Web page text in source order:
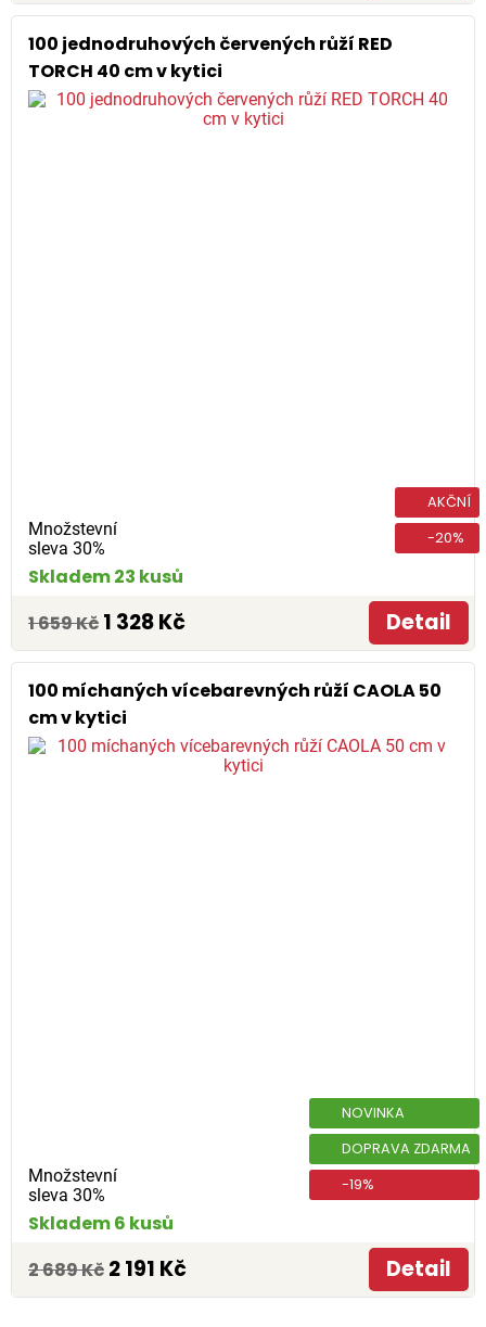
100 jednodruhových červených růží RED
TORCH 40 cm v kytici
Množstevní
sleva 30%
AKČNÍ
-20%
Skladem 23 kusů
1 659 Kč 1 328 Kč Detail
100 míchaných vícebarevných růží CAOLA 50
cm v kytici
Množstevní
sleva 30%
NOVINKA
DOPRAVA ZDARMA
-19%
Skladem 6 kusů
2 689 Kč 2 191 Kč Detail